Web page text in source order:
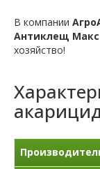
В компании
Антиклещ Макс
хозяйство!